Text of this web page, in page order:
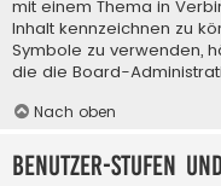
mit einem Thema in
Inhalt kennzeichnen zu
Symbole zu verwenden,
die die Board-
Nach oben
Benutzer-Stufen